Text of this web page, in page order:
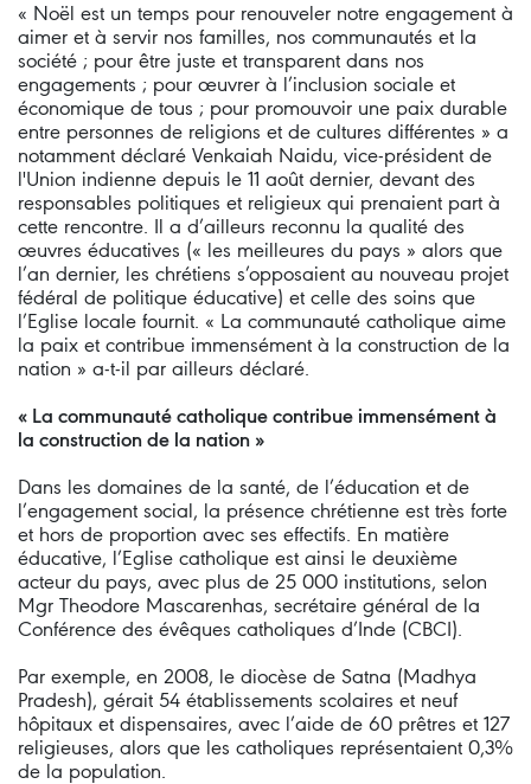
« Noël est un temps pour renouveler notre engagement à
aimer et à servir nos familles, nos communautés et la
société ; pour être juste et transparent dans nos
engagements ; pour œuvrer à l’inclusion sociale et
économique de tous ; pour promouvoir une paix durable
entre personnes de religions et de cultures différentes » a
notamment déclaré Venkaiah Naidu, vice-président de
l'Union indienne depuis le 11 août dernier, devant des
responsables politiques et religieux qui prenaient part à
cette rencontre. Il a d’ailleurs reconnu la qualité des
œuvres éducatives (« les meilleures du pays » alors que
l’an dernier, les chrétiens s’opposaient au nouveau projet
fédéral de politique éducative) et celle des soins que
l’Eglise locale fournit. « La communauté catholique aime
la paix et contribue immensément à la construction de la
nation » a-t-il par ailleurs déclaré.
« La communauté catholique contribue immensément à
la construction de la nation »
Dans les domaines de la santé, de l’éducation et de
l’engagement social, la présence chrétienne est très forte
et hors de proportion avec ses effectifs. En matière
éducative, l’Eglise catholique est ainsi le deuxième
acteur du pays, avec plus de 25 000 institutions, selon
Mgr Theodore Mascarenhas, secrétaire général de la
Conférence des évêques catholiques d’Inde (CBCI).
Par exemple, en 2008, le diocèse de Satna (Madhya
Pradesh), gérait 54 établissements scolaires et neuf
hôpitaux et dispensaires, avec l’aide de 60 prêtres et 127
religieuses, alors que les catholiques représentaient 0,3%
de la population.